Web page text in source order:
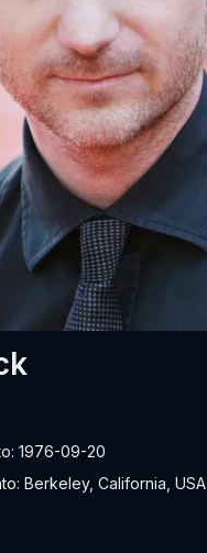
1976-09-20
Berkeley, California, USA